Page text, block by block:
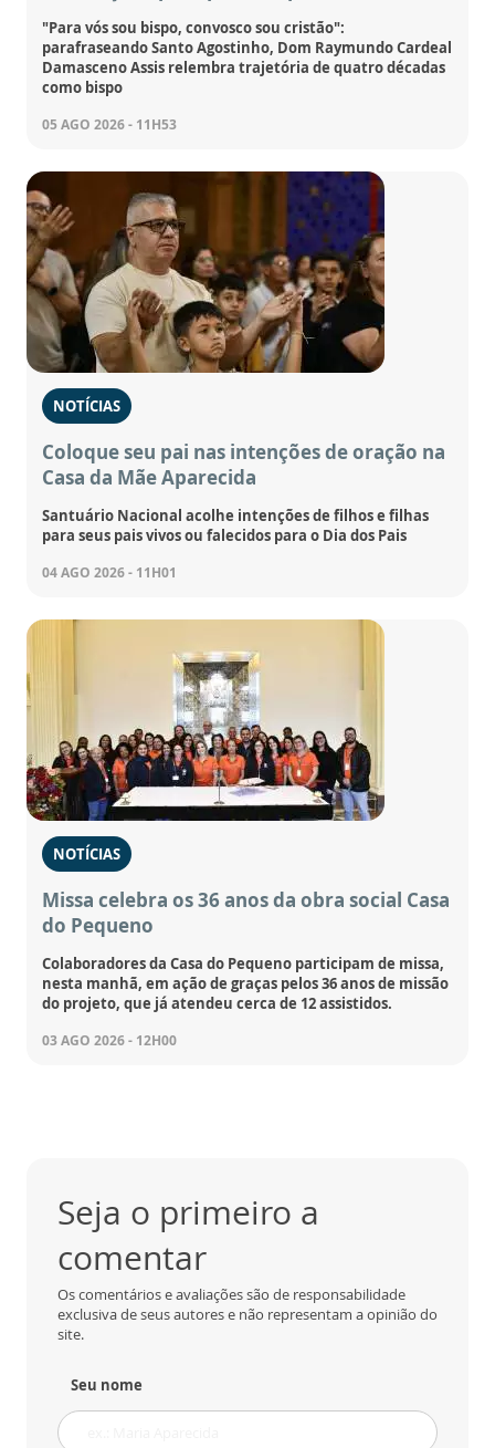
"Para vós sou bispo, convosco sou cristão":
parafraseando Santo Agostinho, Dom Raymundo Cardeal
Damasceno Assis relembra trajetória de quatro décadas
como bispo
05 AGO 2026 - 11H53
NOTÍCIAS
Coloque seu pai nas intenções de oração na
Casa da Mãe Aparecida
Santuário Nacional acolhe intenções de filhos e filhas
para seus pais vivos ou falecidos para o Dia dos Pais
04 AGO 2026 - 11H01
NOTÍCIAS
Missa celebra os 36 anos da obra social Casa
do Pequeno
Colaboradores da Casa do Pequeno participam de missa,
nesta manhã, em ação de graças pelos 36 anos de missão
do projeto, que já atendeu cerca de 12 assistidos.
03 AGO 2026 - 12H00
Seja o primeiro a
comentar
Os comentários e avaliações são de responsabilidade
exclusiva de seus autores e não representam a opinião do
site.
Seu nome